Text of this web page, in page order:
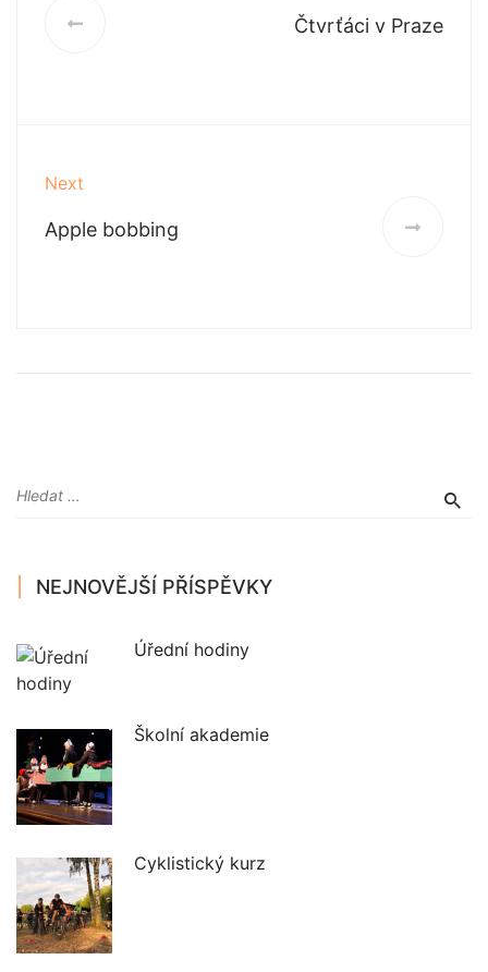
Čtvrťáci v Praze
Next
Apple bobbing
NEJNOVĚJŠÍ PŘÍSPĚVKY
Úřední hodiny
Školní akademie
Cyklistický kurz